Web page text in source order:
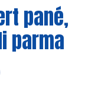
pané,
parma